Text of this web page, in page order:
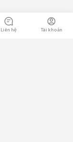
Liên hệ Tài khoản